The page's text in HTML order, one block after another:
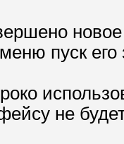
пуск
не